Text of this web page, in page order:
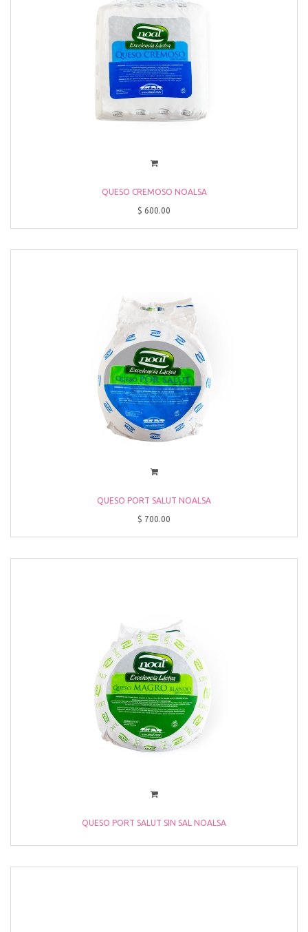
QUESO CREMOSO NOALSA
$ 600.00
QUESO PORT SALUT NOALSA
$ 700.00
QUESO PORT SALUT SIN SAL NOALSA